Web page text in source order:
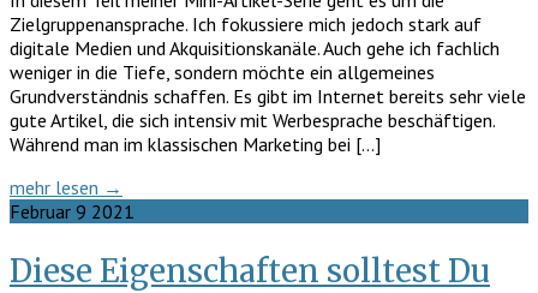
Zielgruppenansprache. Ich fokussiere mich jedoch stark auf
digitale Medien und Akquisitionskanäle. Auch gehe ich fachlich
weniger in die Tiefe, sondern möchte ein allgemeines
Grundverständnis schaffen. Es gibt im Internet bereits sehr viele
gute Artikel, die sich intensiv mit Werbesprache beschäftigen.
Während man im klassischen Marketing bei […]
mehr lesen →
Februar 9 2021
Diese Eigenschaften solltest Du